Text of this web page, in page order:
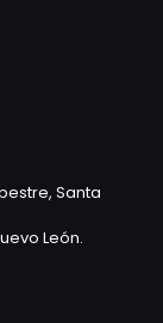
Santa
León.